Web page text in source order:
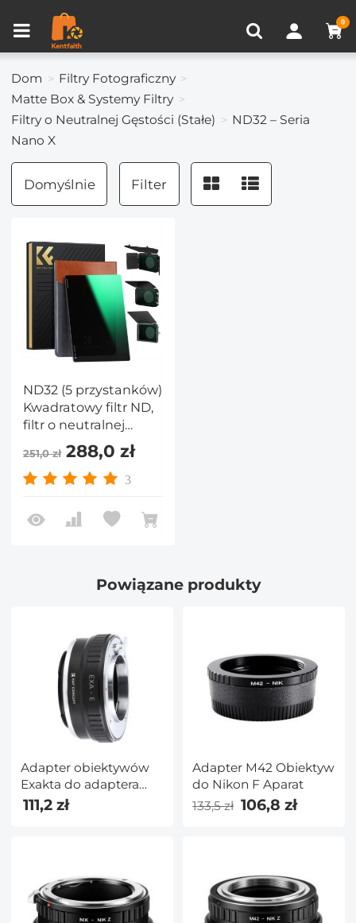
0
Porównanie produktów (0)
Dom
Filtry Fotograficzny
Matte Box & Systemy Filtry
Filtry o Neutralnej Gęstości (Stałe)
ND32 – Seria
Nano X
Domyślnie Filter
ND32 (5 przystanków)
Kwadratowy filtr ND,
filtr o neutralnej
gęstości 4" x 5,65"
Kompatybilny z Tilta
Kompatybilny z
SmallRig, smukłym,
wielowarstwowym
251,0 zł288,0 zł
3
Powiązane produkty
Adapter obiektywów
Exakta do adaptera
mocowania obiektywu
Sony E K&F Concept
111,2 zł
Adapter M42 Obiektyw
do Nikon F Aparat
133,5 zł 106,8 zł